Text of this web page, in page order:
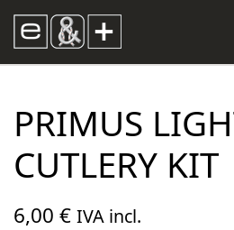
PRIMUS
CUTLERY KIT
6,00 € IVA incl.